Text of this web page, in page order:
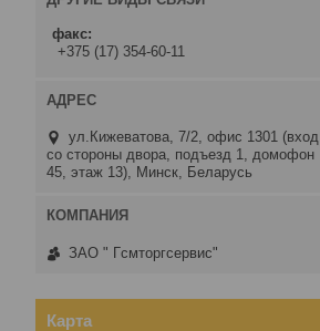
факс
+375 (17) 354-60-11
ул.Кижеватова, 7/2, офис 1301 (вход
со стороны двора, подъезд 1, домофон
45, этаж 13), Минск, Беларусь
ЗАО " Гсмторгсервис"
Карта